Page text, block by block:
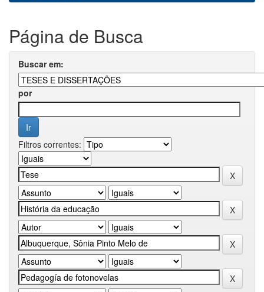
Página de Busca
Buscar em:
por
Filtros correntes: